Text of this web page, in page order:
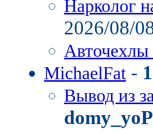
Нарколог
2026/08/
MichaelFat -
Вывод из